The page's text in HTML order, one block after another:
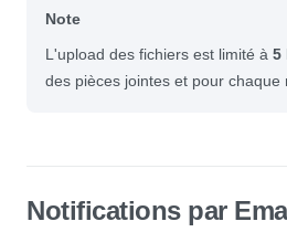
Note
L'upload des fichiers est limité à 5
des pièces jointes et pour chaque
Notifications par